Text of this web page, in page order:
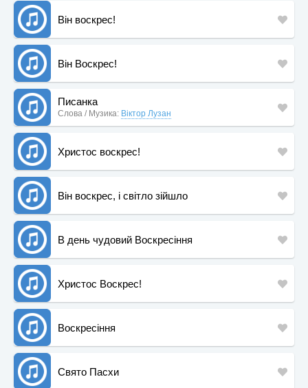
Він воскрес!
Він Воскрес!
Писанка
Слова / Музика: Віктор Лузан
Христос воскрес!
Він воскрес, і світло зійшло
В день чудовий Воскресіння
Христос Воскрес!
Воскресіння
Свято Пасхи